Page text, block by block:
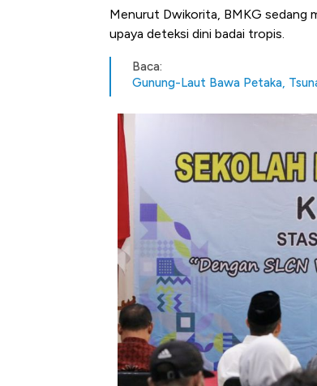
Menurut Dwikorita, BMKG sedang
upaya deteksi dini badai tropis.
Baca:
Gunung-Laut Bawa Petaka,